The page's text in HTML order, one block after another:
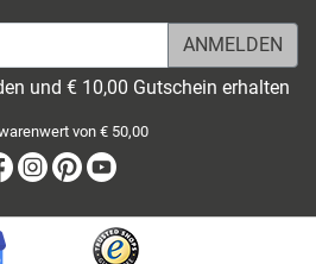
und € 10,00 Gutschein erhalten
von € 50,00
Facebook
Instagram
Pinterest